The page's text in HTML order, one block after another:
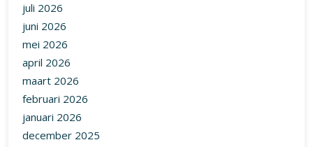
juli 2026
juni 2026
mei 2026
april 2026
maart 2026
februari 2026
januari 2026
december 2025